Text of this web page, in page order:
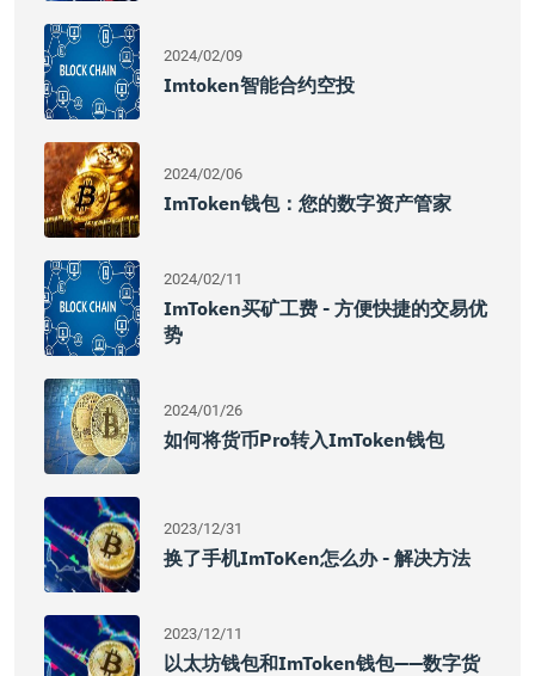
2024/02/09
Imtoken智能合约空投
2024/02/06
ImToken钱包：您的数字资产管家
2024/02/11
ImToken买矿工费 - 方便快捷的交易优
势
2024/01/26
如何将货币pro转入imToken钱包
2023/12/31
换了手机imToKen怎么办 - 解决方法
2023/12/11
以太坊钱包和imToken钱包——数字货